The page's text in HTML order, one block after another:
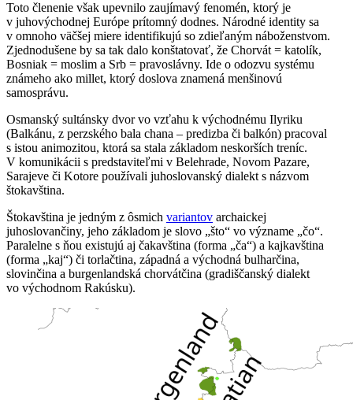
Toto členenie však upevnilo zaujímavý fenomén, ktorý je
v juhovýchodnej Európe prítomný dodnes. Národné identity sa
v omnoho väčšej miere identifikujú so zdieľaným náboženstvom.
Zjednodušene by sa tak dalo konštatovať, že Chorvát = katolík,
Bosniak = moslim a Srb = pravoslávny. Ide o odozvu systému
známeho ako millet, ktorý doslova znamená menšinovú
samosprávu.
Osmanský sultánsky dvor vo vzťahu k východnému Ilyriku
(Balkánu, z perzského bala chana – predizba či balkón) pracoval
s istou animozitou, ktorá sa stala základom neskorších treníc.
V komunikácii s predstaviteľmi v Belehrade, Novom Pazare,
Sarajeve či Kotore používali juhoslovanský dialekt s názvom
štokavština.
Štokavština je jedným z ôsmich variantov archaickej
juhoslovančiny, jeho základom je slovo „što“ vo význame „čo“.
Paralelne s ňou existujú aj čakavština (forma „ča“) a kajkavština
(forma „kaj“) či torlačtina, západná a východná bulharčina,
slovinčina a burgenlandská chorvátčina (gradiščanský dialekt
vo východnom Rakúsku).